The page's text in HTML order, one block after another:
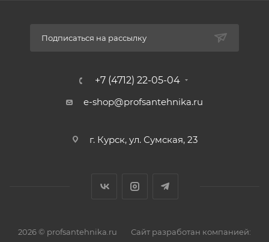
Подписаться на рассылку
+7 (4712) 22-05-04
e-shop@profsantehnika.ru
г. Курск, ул. Сумская, 23
2026 © profsantehnika.ru
Сайт разработан компанией: